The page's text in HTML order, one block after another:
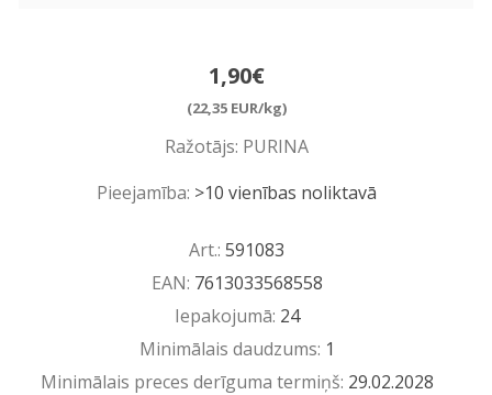
1,90€
(22,35 EUR/kg)
Ražotājs: PURINA
Pieejamība: >10 vienības noliktavā
Art.: 591083
EAN: 7613033568558
Iepakojumā: 24
Minimālais daudzums: 1
Minimālais preces derīguma termiņš: 29.02.2028